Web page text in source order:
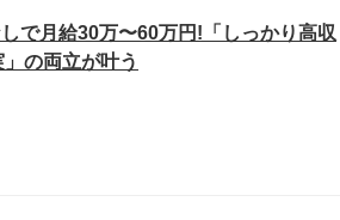
で月給30万〜60万円!「しっかり高収
の両立が叶う